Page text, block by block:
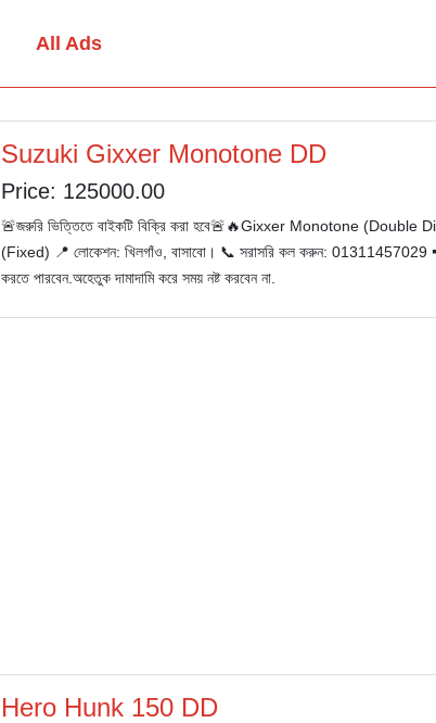
All Ads
Suzuki Gixxer Monotone DD
Price: 125000.00
🚨জরুরি ভিত্তিতে বাইকটি বিক্রি করা হবে🚨🔥Gixxer Monotone
(Fixed) 📍 লোকেশন: খিলগাঁও, বাসাবো। ​📞 সরাসরি কল করুন: 01311457029 📲
করতে পারবেন.অহেতুক দামাদামি করে সময় নষ্ট করবেন না.
Hero Hunk 150 DD